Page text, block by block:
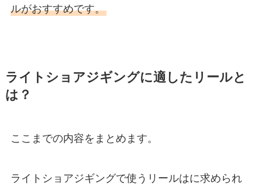
ルがおすすめです。
ライトショアジギングに適したリールと
は？
ここまでの内容をまとめます。
ライトショアジギングで使うリールはに求められ